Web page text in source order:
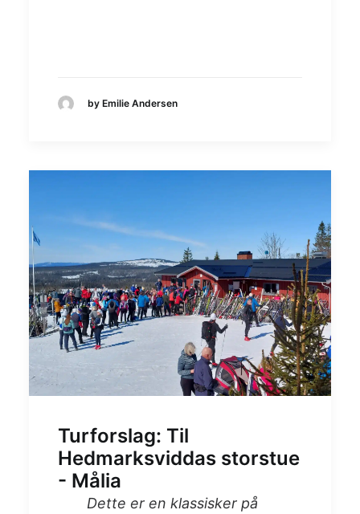
by Emilie Andersen
Turforslag: Til
Hedmarksviddas storstue
- Målia
Dette er en klassisker på